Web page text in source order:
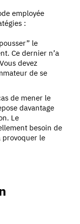
employée
:
le
Ce dernier n’a
devez
de se
de mener le
davantage
Le
besoin de
provoquer le